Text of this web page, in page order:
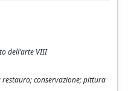
dell’arte VIII
restauro; conservazione; pittura